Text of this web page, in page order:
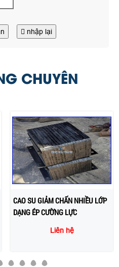
nhập lại
CHUYÊN
CAO SU GIẢM CHẤN NHIỀU LỚP
DẠNG ÉP CƯỜNG LỰC
Liên hệ